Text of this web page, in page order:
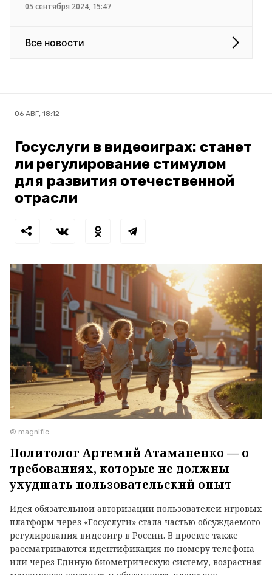
05 сентября 2024, 15:47
Все новости
06 АВГ, 18:12
Госуслуги в видеоиграх: станет
ли регулирование стимулом
для развития отечественной
отрасли
© magnific
Политолог Артемий Атаманенко — о
требованиях, которые не должны
ухудшать пользовательский опыт
Идея обязательной авторизации пользователей игровых
платформ через «Госуслуги» стала частью обсуждаемого
регулирования видеоигр в России. В проекте также
рассматриваются идентификация по номеру телефона
или через Единую биометрическую систему, возрастная